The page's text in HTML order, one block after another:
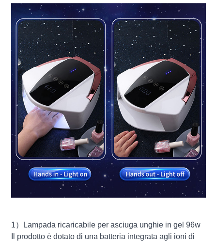
1）Lampada ricaricabile per asciuga unghie in gel 96w
Il prodotto è dotato di una batteria integrata agli ioni di